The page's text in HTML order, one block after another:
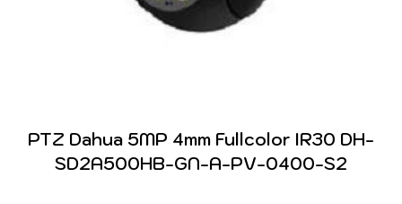
PTZ Dahua 5MP 4mm Fullcolor IR30 DH-
SD2A500HB-GN-A-PV-0400-S2